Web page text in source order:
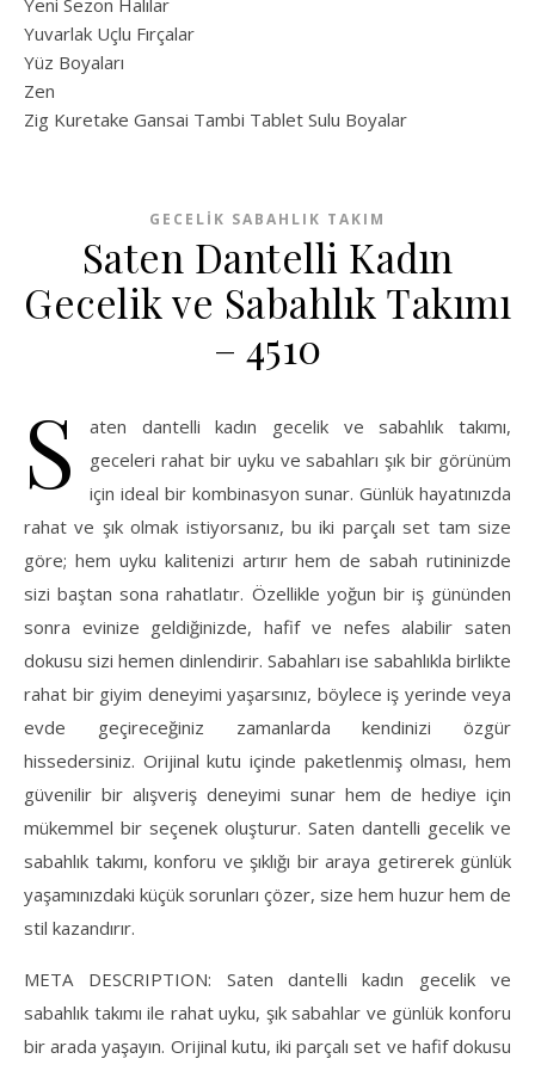
Yeni Sezon Halılar
Yuvarlak Uçlu Fırçalar
Yüz Boyaları
Zen
​Zig Kuretake Gansai Tambi Tablet Sulu Boyalar
GECELIK SABAHLIK TAKIM
Saten Dantelli Kadın
Gecelik ve Sabahlık Takımı
– 4510
S
aten dantelli kadın gecelik ve sabahlık takımı,
geceleri rahat bir uyku ve sabahları şık bir görünüm
için ideal bir kombinasyon sunar. Günlük hayatınızda
rahat ve şık olmak istiyorsanız, bu iki parçalı set tam size
göre; hem uyku kalitenizi artırır hem de sabah rutininizde
sizi baştan sona rahatlatır. Özellikle yoğun bir iş gününden
sonra evinize geldiğinizde, hafif ve nefes alabilir saten
dokusu sizi hemen dinlendirir. Sabahları ise sabahlıkla birlikte
rahat bir giyim deneyimi yaşarsınız, böylece iş yerinde veya
evde geçireceğiniz zamanlarda kendinizi özgür
hissedersiniz. Orijinal kutu içinde paketlenmiş olması, hem
güvenilir bir alışveriş deneyimi sunar hem de hediye için
mükemmel bir seçenek oluşturur. Saten dantelli gecelik ve
sabahlık takımı, konforu ve şıklığı bir araya getirerek günlük
yaşamınızdaki küçük sorunları çözer, size hem huzur hem de
stil kazandırır.
META DESCRIPTION: Saten dantelli kadın gecelik ve
sabahlık takımı ile rahat uyku, şık sabahlar ve günlük konforu
bir arada yaşayın. Orijinal kutu, iki parçalı set ve hafif dokusu